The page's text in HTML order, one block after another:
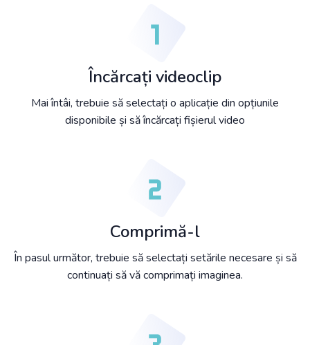
Încărcați videoclip
Mai întâi, trebuie să selectați o aplicație din opțiunile
disponibile și să încărcați fișierul video
Comprimă-l
În pasul următor, trebuie să selectați setările necesare și să
continuați să vă comprimați imaginea.